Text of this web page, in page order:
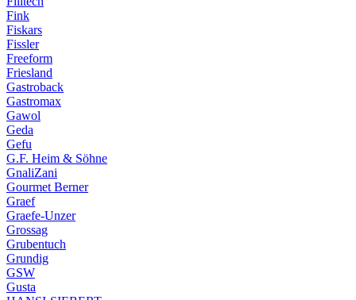
Fink
Fiskars
Fissler
Freeform
Friesland
Gastroback
Gastromax
Gawol
Geda
Gefu
G.F. Heim & Söhne
GnaliZani
Gourmet Berner
Graef
Graefe-Unzer
Grossag
Grubentuch
Grundig
GSW
Gusta